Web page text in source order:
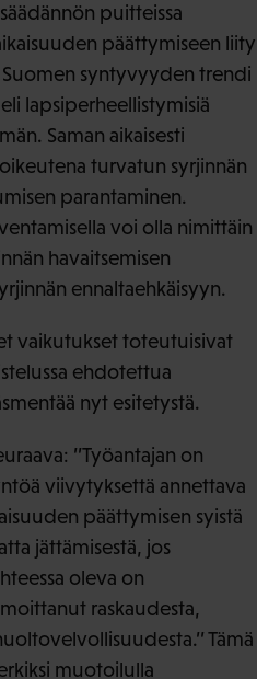
puitteissa
päättymiseen liity
Suomen syntyvyyden trendi
lapsiperheellistymisiä
Saman aikaisesti
turvatun syrjinnän
parantaminen.
voi olla nimittäin
havaitsemisen
ennaltaehkäisyyn.
vaikutukset toteutuisivat
ehdotettua
nyt esitetystä.
’’Työantajan on
viivytyksettä annettava
päättymisen syistä
jättämisestä, jos
oleva on
raskaudesta,
Tämä
muotoilulla